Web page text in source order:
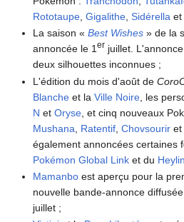
Rototaupe ,Gigalithe ,Sidérella
La saison « Best Wishes » de la
annoncée le 1er juillet.
deux silhouettes inconnues ;
L'édition du mois d'août de
Blanche et laVille Noire , les
N etOryse , et cinq nouveaux
Mushana
Ratentif ,Chovsourir
également annoncées certaines
Pokémon Global Link et du
Mamanbo est aperçu pour la
nouvelle bande-annonce
juillet ;